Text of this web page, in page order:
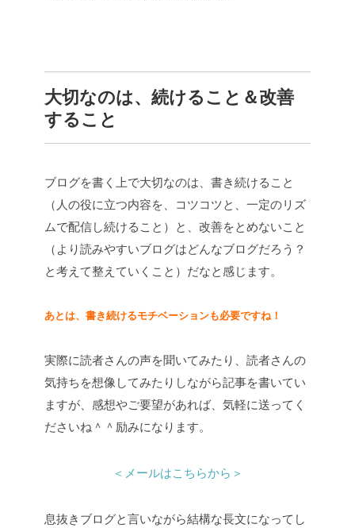
大切なのは、続けること＆改善
すること
ブログを書く上で大切なのは、書き続けること
（人の役に立つ内容を、コツコツと、一定のリズ
ムで配信し続けること）と、改善をとめないこと
（より読みやすいブログはどんなブログだろう？
と考えて整えていくこと）だなと感じます。
あとは、書き続けるモチベーションも必要ですね！
実際に読者さんの声を聞いてみたり、読者さんの
気持ちを想像してみたりしながら記事を書いてい
ますが、感想やご要望があれば、気軽に送ってく
ださいね＾＾励みになります。
＜メールはこちらから＞
息抜きブログと言いながら結構な長文になってし